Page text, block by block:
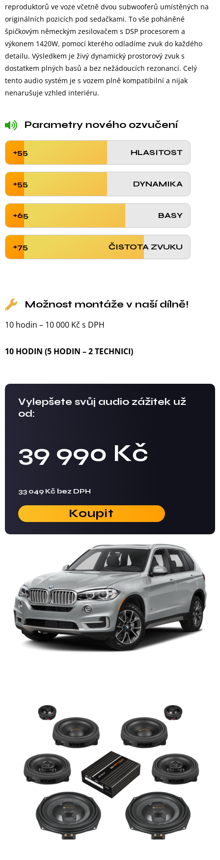
reproduktorů ve voze včetně dvou subwooferů umístěných na
originálních pozicích pod sedačkami. To vše poháněné
špičkovým německým zesilovačem s DSP procesorem a
výkonem 1420W, pomocí kterého odladíme zvuk do každého
detailu. Výsledkem je živý dynamický prostorový zvuk s
dostatkem plných basů a bez nežádoucích rezonancí. Celý
tento audio systém je s vozem plně kompatibilní a nijak
nenarušuje vzhled interiéru.
Parametry nového ozvučení
HLASITOST
+55
DYNAMIKA
+55
BASY
+65
ČISTOTA ZVUKU
+75
Možnost montáže v naší dílně!
10 hodin – 10 000 Kč s DPH
10 HODIN (5 HODIN – 2 TECHNICI)
Vylepšete svůj audio zážitek už
od:
39 990 Kč
33 049 Kč bez DPH
Koupit